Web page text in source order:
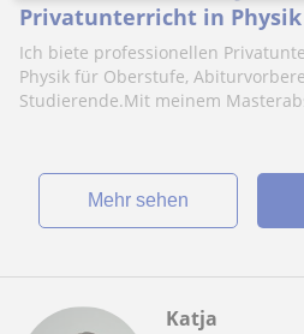
Privatunterricht in
(Schule und Universität)
Ich biete professionellen
Physik für Oberstufe,
Studierende.Mit meinem
Mehr sehen
Katja